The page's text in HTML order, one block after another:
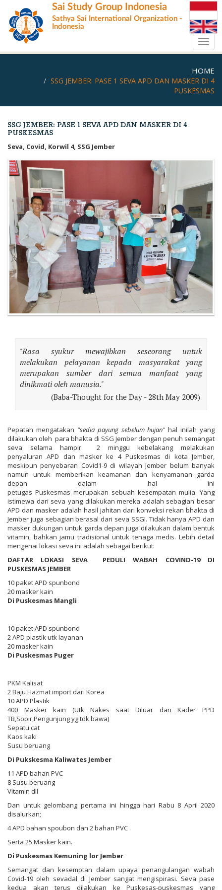
main
content
Sai Study Group Indonesia
Sathya Sai International Organization -
Indonesia
HOME
SSG JEMBER: PASE 1 SEVA APD DAN MASKER DI 4
PUSKESMAS
SSG JEMBER: PASE 1 SEVA APD DAN MASKER DI 4
PUSKESMAS
Seva, Covid, Korwil 4, SSG Jember
"Rasa syukur mewajibkan seseorang untuk
melakukan pelayanan kepada masyarakat yang
merupakan sumber dari semua manfaat yang
dinikmati oleh manusia."
(Baba-Thought for the Day - 28th May 2009)
Pepatah mengatakan "sedia payung sebelum hujan" hal inilah yang
dilakukan oleh ​ para bhakta di SSG Jember dengan penuh semangat
seva selama hampir 2 minggu kebelakang melakukan
penyaluran APD dan masker ke 4 Puskesmas di kota Jember,
meskipun penyebaran Covid1-9 di wilayah Jember belum banyak
namun untuk memberikan keamanan dan kenyamanan garda
depan dalam hal ini
petugas Puskesmas merupakan sebuah kesempatan mulia. Yang
istimewa dari seva yang dilakukan mereka adalah sebagian besar
APD dan masker adalah hasil jahitan dari konveksi rekan bhakta di
Jember juga sebagian berasal dari seva SSGI. Tidak hanya APD dan
masker dukungan untuk garda depan juga dilakukan dalam bentuk
vitamin, bahkan jamu tradisional untuk tenaga medis. Lebih detail
mengenai lokasi seva ini adalah sebagai berikut:
DAFTAR LOKASI SEVA PEDULI WABAH COVIND-19 DI
PUSKESMAS JEMBER
10 paket APD spunbond
20 masker kain
Di Puskesmas Mangli
10 paket APD spunbond
2 APD plastik utk layanan
20 masker kain
Di Puskesmas Puger
PKM Kalisat
2 Baju Hazmat import dari Korea
10 APD Plastik
400 Masker kain (Utk Nakes saat Diluar dan Kader PPD
TB,Sopir,Pengunjung yg tdk bawa)
Sepatu cat
Kaos kaki
Susu beruang
Di Pukskesma Kaliwates Jember
11 APD bahan PVC
8 Susu beruang
Vitamin dll
Dan untuk gelombang pertama ini hingga hari Rabu 8 April 2020
disalurkan;
4 APD bahan spoubon dan 2 bahan PVC .
Serta 25 Masker kain.
Di Puskesmas Kemuning lor Jember
Semangat dan kesemptan dalam upaya penangulangan wabah
Covid-19 oleh sevadal di Jember sangat mengispirasi. Seva pase
kedua akan terus dilakukan ke Puskesas-puskesmas yang